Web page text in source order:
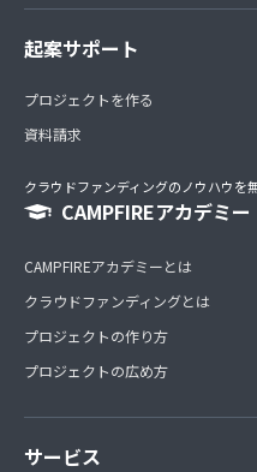
起案サポート
プロジェクトを作る
資料請求
クラウドファンディングのノウハウを
CAMPFIREアカデミー
CAMPFIREアカデミーとは
クラウドファンディングとは
プロジェクトの作り方
プロジェクトの広め方
サービス